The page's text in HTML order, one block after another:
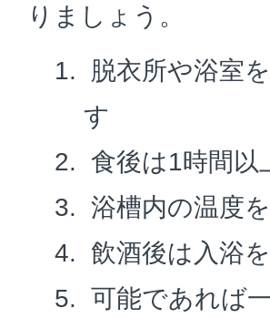
りましょう。
脱衣所や浴室
す
食後は1時間以
浴槽内の温度
飲酒後は入浴
可能であれば